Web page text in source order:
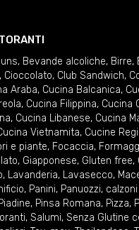
, Bevande alcoliche, Birre,
, Cioccolato, Club Sandwich,
Araba, Cucina Balcanica,
, Cucina Filippina, Cucina
, Cucina Libanese, Cucina
Vietnamita, Cucine
e piante, Focaccia,
, Giapponese, Gluten free,
, Lavanderia, Lavasecco,
, Panini, Panuozzi,
, Pinsa Romana, Pizza,
, Salumi, Senza Glutine